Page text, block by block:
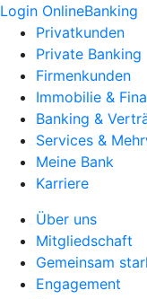
Login OnlineBanking
Privatkunden
Private Banking
Firmenkunden
Immobilie &
Banking &
Services &
Meine Bank
Karriere
Über uns
Mitgliedschaft
Gemeinsam
Engagement